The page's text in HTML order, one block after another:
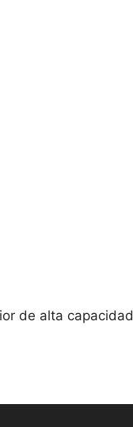
de alta capacidad